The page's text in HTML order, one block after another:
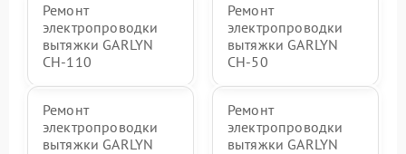
Ремонт
электропроводки
вытяжки GARLYN
CH-110
Ремонт
электропроводки
вытяжки GARLYN
CH-50
Ремонт
электропроводки
вытяжки GARLYN
Ремонт
электропроводки
вытяжки GARLYN